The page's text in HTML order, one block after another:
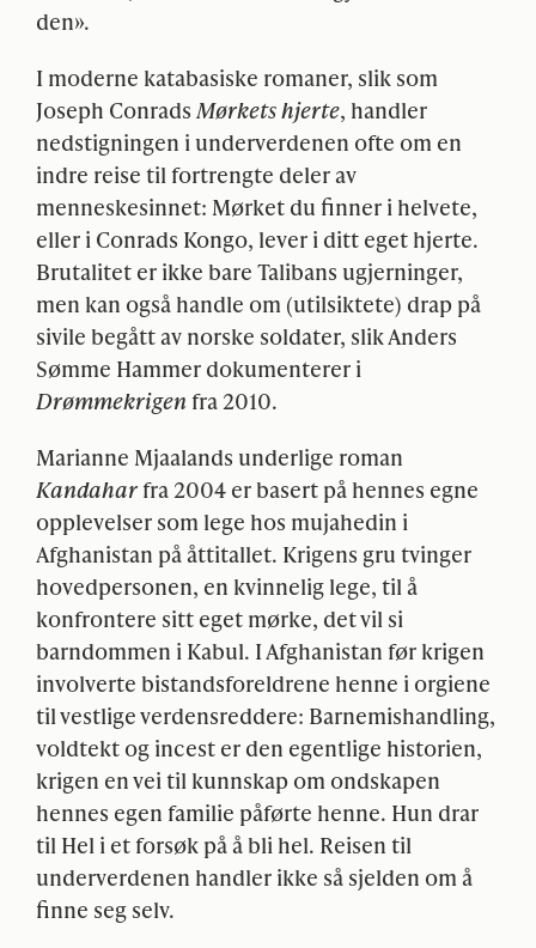
den».
I moderne katabasiske romaner, slik som
Joseph Conrads Mørkets hjerte, handler
nedstigningen i underverdenen ofte om en
indre reise til fortrengte deler av
menneskesinnet: Mørket du finner i helvete,
eller i Conrads Kongo, lever i ditt eget hjerte.
Brutalitet er ikke bare Talibans ugjerninger,
men kan også handle om (utilsiktete) drap på
sivile begått av norske soldater, slik Anders
Sømme Hammer dokumenterer i
Drømmekrigen fra 2010.
Marianne Mjaalands underlige roman
Kandahar fra 2004 er basert på hennes egne
opplevelser som lege hos mujahedin i
Afghanistan på åttitallet. Krigens gru tvinger
hovedpersonen, en kvinnelig lege, til å
konfrontere sitt eget mørke, det vil si
barndommen i Kabul. I Afghanistan før krigen
involverte bistandsforeldrene henne i orgiene
til vestlige verdensreddere: Barnemishandling,
voldtekt og incest er den egentlige historien,
krigen en vei til kunnskap om ondskapen
hennes egen familie påførte henne. Hun drar
til Hel i et forsøk på å bli hel. Reisen til
underverdenen handler ikke så sjelden om å
finne seg selv.